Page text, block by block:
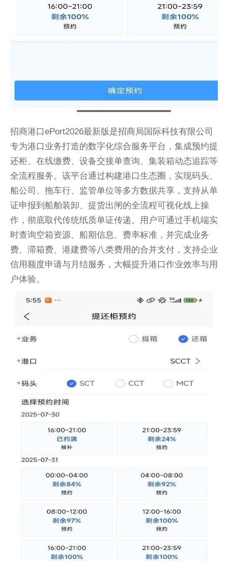
招商港口ePort2026最新版是招商局国际科技有限公司
专为港口业务打造的数字化综合服务平台，集成预约提
还柜、在线缴费、设备交接单查询、集装箱动态追踪等
全流程服务。该平台通过构建港口生态圈，实现码头、
船公司、拖车行、监管单位等多方数据共享，支持从单
证申报到船舶装卸、提货出闸的全流程可视化线上操
作，彻底取代传统纸质单证传递。用户可通过手机端实
时查询空箱资源、船期信息、费率标准，并完成业务
费、滞箱费、港建费等八类费用的合并支付，支持企业
信用额度申请与月结服务，大幅提升港口作业效率与用
户体验。